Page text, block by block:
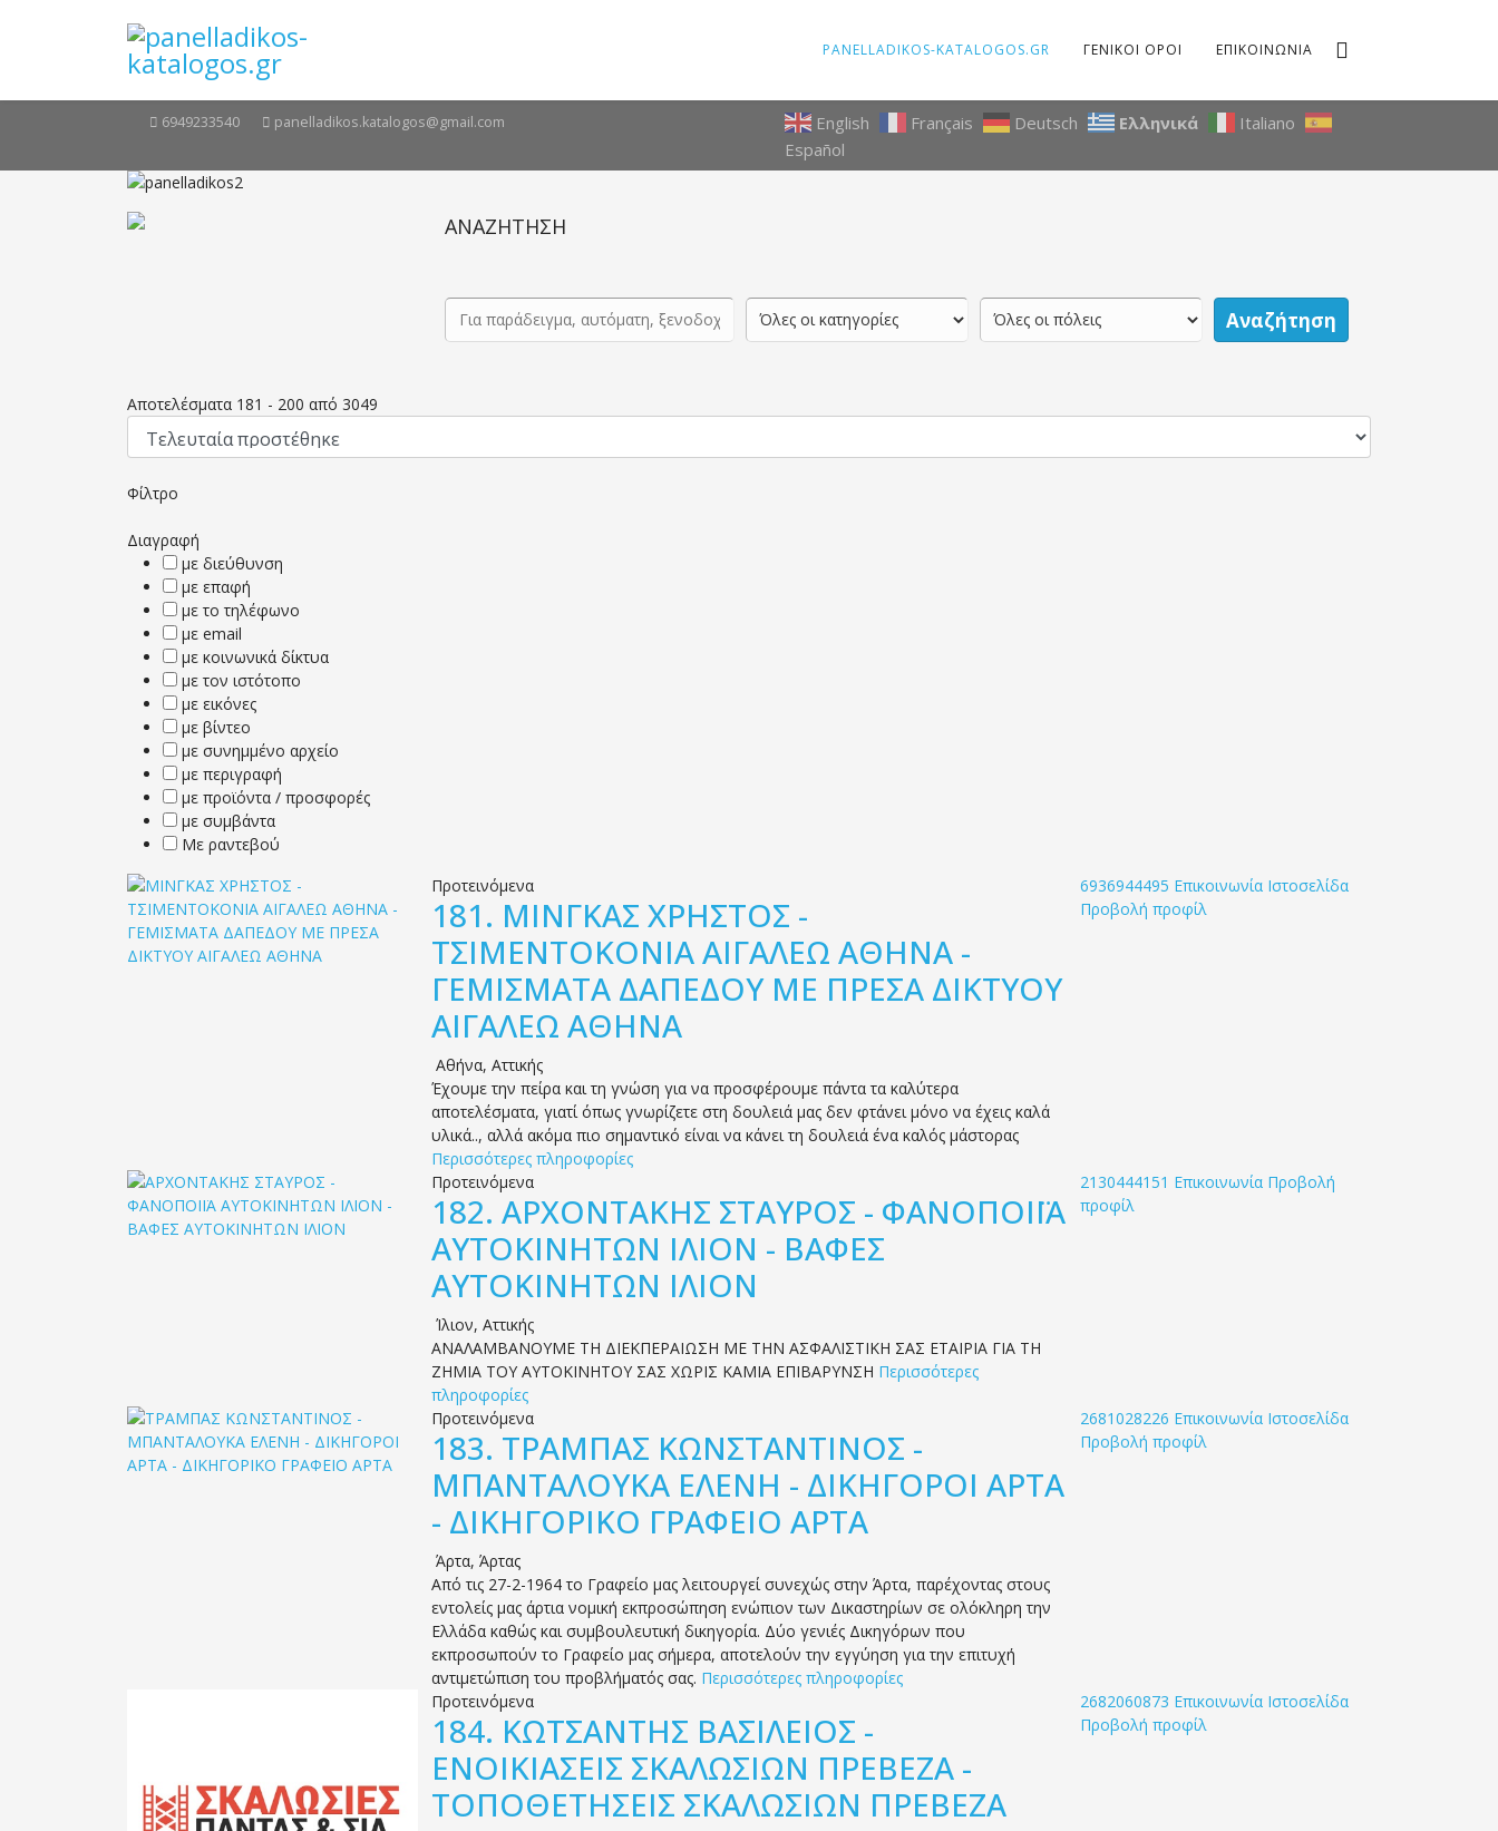
PANELLADIKOS-KATALOGOS.GR ΓΕΝΙΚΟΙ ΟΡΟΙ ΕΠΙΚΟΙΝΩΝΙΑ
6949233540 panelladikos.katalogos@gmail.com English Français Deutsch Ελληνικά
Italiano
Español
ΑΝΑΖΗΤΗΣΗ
Αναζήτηση
Αποτελέσματα 181 - 200 από 3049
Φίλτρο
Διαγραφή
με διεύθυνση
με επαφή
με το τηλέφωνο
με email
με κοινωνικά δίκτυα
με τον ιστότοπο
με εικόνες
με βίντεο
με συνημμένο αρχείο
με περιγραφή
με προϊόντα / προσφορές
με συμβάντα
Με ραντεβού
Προτεινόμενα
181. ΜΙΝΓΚΑΣ ΧΡΗΣΤΟΣ -
ΤΣΙΜΕΝΤΟΚΟΝΙΑ ΑΙΓΑΛΕΩ ΑΘΗΝΑ -
ΓΕΜΙΣΜΑΤΑ ΔΑΠΕΔΟΥ ΜΕ ΠΡΕΣΑ ΔΙΚΤΥΟΥ
ΑΙΓΑΛΕΩ ΑΘΗΝΑ
Αθήνα, Αττικής
Έχουμε την πείρα και τη γνώση για να προσφέρουμε πάντα τα καλύτερα
αποτελέσματα, γιατί όπως γνωρίζετε στη δουλειά μας δεν φτάνει μόνο να έχεις καλά
υλικά.., αλλά ακόμα πιο σημαντικό είναι να κάνει τη δουλειά ένα καλός μάστορας
Περισσότερες πληροφορίες
6936944495 Επικοινωνία Ιστοσελίδα
Προβολή προφίλ
Προτεινόμενα
182. ΑΡΧΟΝΤΑΚΗΣ ΣΤΑΥΡΟΣ - ΦΑΝΟΠΟΙΪΑ
ΑΥΤΟΚΙΝΗΤΩΝ ΙΛΙΟΝ - ΒΑΦΕΣ
ΑΥΤΟΚΙΝΗΤΩΝ ΙΛΙΟΝ
Ίλιον, Αττικής
ΑΝΑΛΑΜΒΑΝΟΥΜΕ ΤΗ ΔΙΕΚΠΕΡΑΙΩΣΗ ΜΕ ΤΗΝ ΑΣΦΑΛΙΣΤΙΚΗ ΣΑΣ ΕΤΑΙΡΙΑ ΓΙΑ ΤΗ
ΖΗΜΙΑ ΤΟΥ ΑΥΤΟΚΙΝΗΤΟΥ ΣΑΣ ΧΩΡΙΣ ΚΑΜΙΑ ΕΠΙΒΑΡΥΝΣΗ Περισσότερες
πληροφορίες
2130444151 Επικοινωνία Προβολή
προφίλ
Προτεινόμενα
183. ΤΡΑΜΠΑΣ ΚΩΝΣΤΑΝΤΙΝΟΣ -
ΜΠΑΝΤΑΛΟΥΚΑ ΕΛΕΝΗ - ΔΙΚΗΓΟΡΟΙ ΑΡΤΑ
- ΔΙΚΗΓΟΡΙΚΟ ΓΡΑΦΕΙΟ ΑΡΤΑ
Άρτα, Άρτας
Από τις 27-2-1964 το Γραφείο μας λειτουργεί συνεχώς στην Άρτα, παρέχοντας στους
εντολείς μας άρτια νομική εκπροσώπηση ενώπιον των Δικαστηρίων σε ολόκληρη την
Ελλάδα καθώς και συμβουλευτική δικηγορία. Δύο γενιές Δικηγόρων που
εκπροσωπούν το Γραφείο μας σήμερα, αποτελούν την εγγύηση για την επιτυχή
αντιμετώπιση του προβλήματός σας. Περισσότερες πληροφορίες
2681028226 Επικοινωνία Ιστοσελίδα
Προβολή προφίλ
Προτεινόμενα
184. ΚΩΤΣΑΝΤΗΣ ΒΑΣΙΛΕΙΟΣ -
ΕΝΟΙΚΙΑΣΕΙΣ ΣΚΑΛΩΣΙΩΝ ΠΡΕΒΕΖΑ -
ΤΟΠΟΘΕΤΗΣΕΙΣ ΣΚΑΛΩΣΙΩΝ ΠΡΕΒΕΖΑ
2682060873 Επικοινωνία Ιστοσελίδα
Προβολή προφίλ